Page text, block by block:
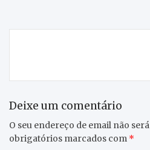
artigos
Deixe um comentário
O seu endereço de email não
obrigatórios marcados com *